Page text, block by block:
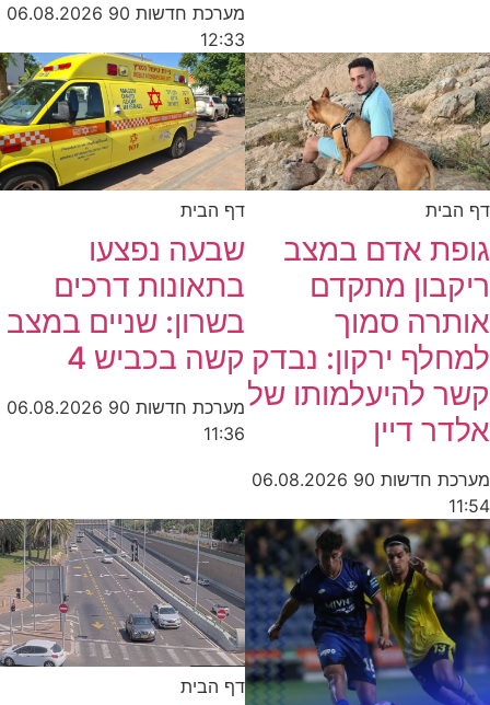
מערכת חדשות 90
06.08.2026
12:33
דף הבית
גופת אדם במצב
ריקבון מתקדם
אותרה סמוך
למחלף ירקון: נבדק
קשר להיעלמותו של
אלדר דיין
מערכת חדשות 90
06.08.2026
11:54
דף הבית
שבעה נפצעו
בתאונות דרכים
בשרון: שניים במצב
קשה בכביש 4
מערכת חדשות 90
06.08.2026
11:36
דף הבית